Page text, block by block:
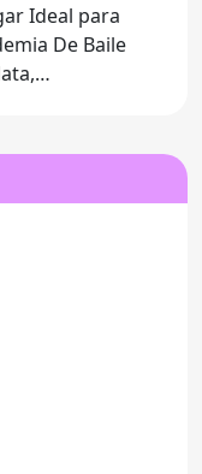
Ideal para